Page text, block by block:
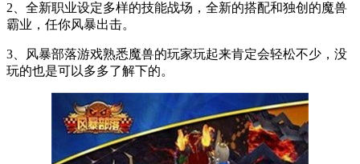
2、全新职业设定多样的技能战场，全新的搭配和独创的魔兽
霸业，任你风暴出击。
3、风暴部落游戏熟悉魔兽的玩家玩起来肯定会轻松不少，没
玩的也是可以多多了解下的。